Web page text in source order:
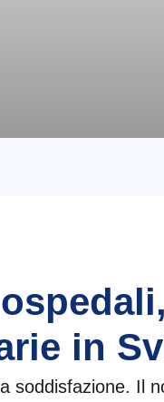
in
soddisfazione. Il